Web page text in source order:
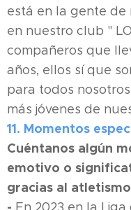
está en la gente de
en nuestro club "
compañeros que
años, ellos sí que
para todos
más jóvenes de
11. Momentos
Cuéntanos algún
emotivo o
gracias al atletismo
- En 2023 en la